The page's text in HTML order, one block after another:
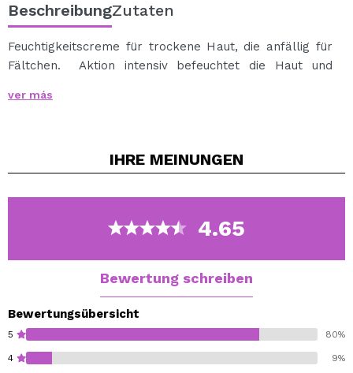
BeschreibungZutaten
Feuchtigkeitscreme für trockene Haut, die anfällig für
Fältchen. Aktion intensiv befeuchtet die Haut und
Substanzen zu ergänzen. Es befeuchtet und nährt die
Anweisungen gelten eine kleine Menge des Produkts
Verwenden Sie mit anderen Produkten aus der Linie der
Ziegenmilch. Empfohlen als Make-up Grundlage.
Wirkstoffe Vitamin E, Vitamin A, Provitamin B5 (d-
ver más
IHRE MEINUNGEN
4.65
Bewertung schreiben
Bewertungsübersicht
5 80%
4 9%